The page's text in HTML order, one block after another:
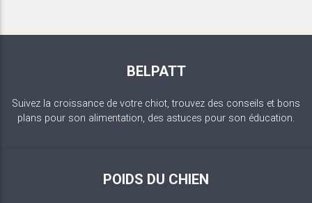
BELPATT
Suivez la croissance de votre chiot, trouvez des conseils et bons
plans pour son alimentation, des astuces pour son éducation.
POIDS DU CHIEN